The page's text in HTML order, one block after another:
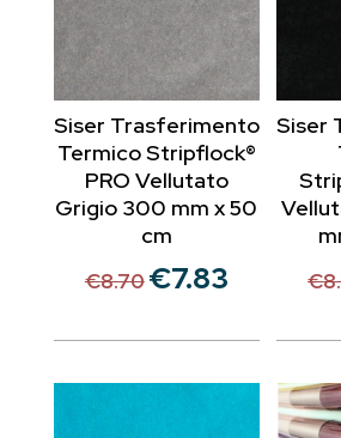
Siser Trasferimento
Termico Stripflock®
PRO Vellutato
Grigio 300 mm x 50
cm
€8.70 Il
originale
€7.83Il
attuale
Siser
€